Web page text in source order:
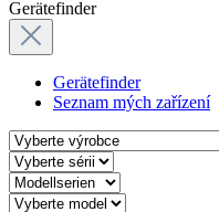
Gerätefinder
Gerätefinder
Seznam mých zařízení